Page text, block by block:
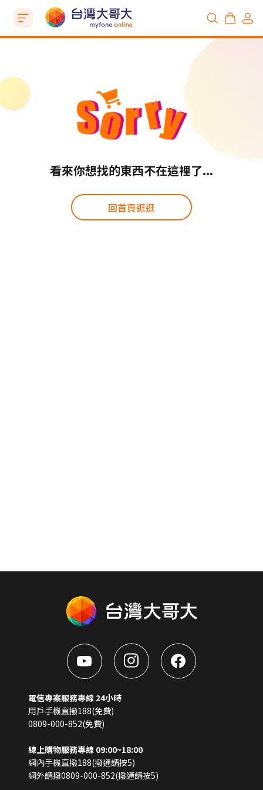
看來你想找的東西不在這裡了...
回首頁逛逛
電信專案服務專線 24小時
用戶手機直撥188(免費)
0809-000-852(免費)
線上購物服務專線 09:00~18:00
網內手機直撥188(撥通請按5)
網外請撥0809-000-852(撥通請按5)